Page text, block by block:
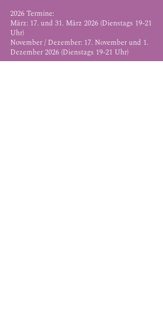
2026 Termine:
März: 17. und 31. März 2026 (Dienstags 19-21
Uhr)
November / Dezember: 17. November und 1.
Dezember 2026(Dienstags 19-21 Uhr)